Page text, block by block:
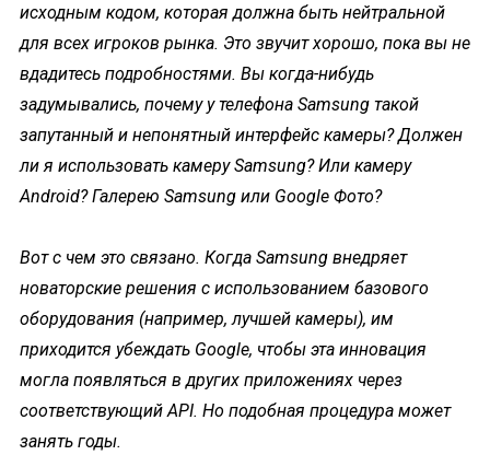
исходным кодом, которая должна быть нейтральной
для всех игроков рынка. Это звучит хорошо, пока вы не
вдадитесь подробностями. Вы когда-нибудь
задумывались, почему у телефона Samsung такой
запутанный и непонятный интерфейс камеры? Должен
ли я использовать камеру Samsung? Или камеру
Android? Галерею Samsung или Google Фото?
Вот с чем это связано. Когда Samsung внедряет
новаторские решения с использованием базового
оборудования (например, лучшей камеры), им
приходится убеждать Google, чтобы эта инновация
могла появляться в других приложениях через
соответствующий API. Но подобная процедура может
занять годы.